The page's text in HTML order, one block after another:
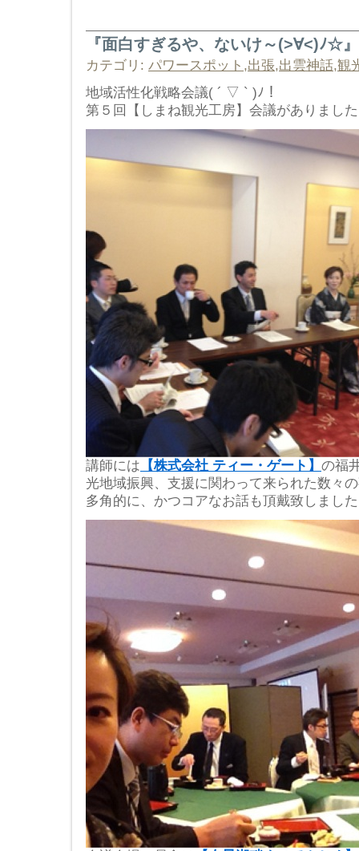
『面白すぎるや、ないけ～(>∀<)ﾉ☆』
カテゴリ: パワースポット ,出張,出雲神話,観
地域活性化戦略会議( ´ ▽ ` )ﾉ！
第５回【しまね観光工房】会議がありまし
講師には 【株式会社 ティー・ゲート】 の福
光地域振興、支援に関わって来られた数々
多角的に、かつコアなお話も頂戴致しまし